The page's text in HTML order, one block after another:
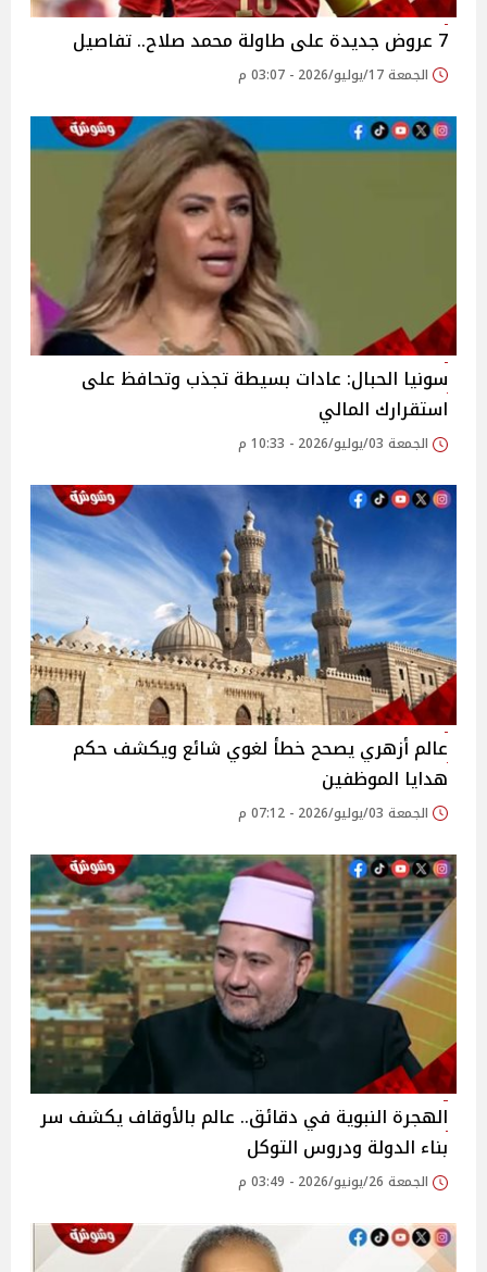
7 عروض جديدة على طاولة محمد صلاح.. تفاصيل
الجمعة 17/يوليو/2026 - 03:07 م
سونيا الحبال: عادات بسيطة تجذب وتحافظ على
استقرارك المالي
الجمعة 03/يوليو/2026 - 10:33 م
عالم أزهري يصحح خطأ لغوي شائع ويكشف حكم
هدايا الموظفين
الجمعة 03/يوليو/2026 - 07:12 م
الهجرة النبوية في دقائق.. عالم بالأوقاف يكشف سر
بناء الدولة ودروس التوكل
الجمعة 26/يونيو/2026 - 03:49 م